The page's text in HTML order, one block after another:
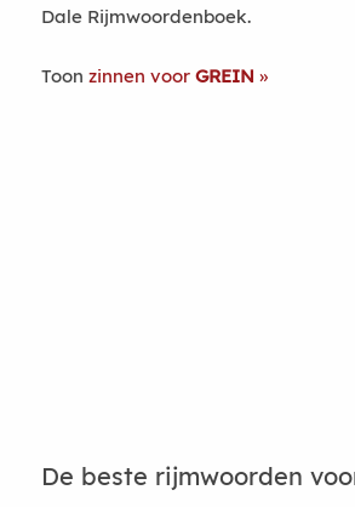
Dale Rijmwoordenboek.
Toon zinnen voor GREIN
De beste rijmwoorden